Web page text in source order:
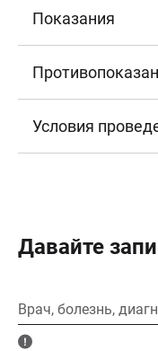
Показания
Условия
Давайте
Врач, болезнь,